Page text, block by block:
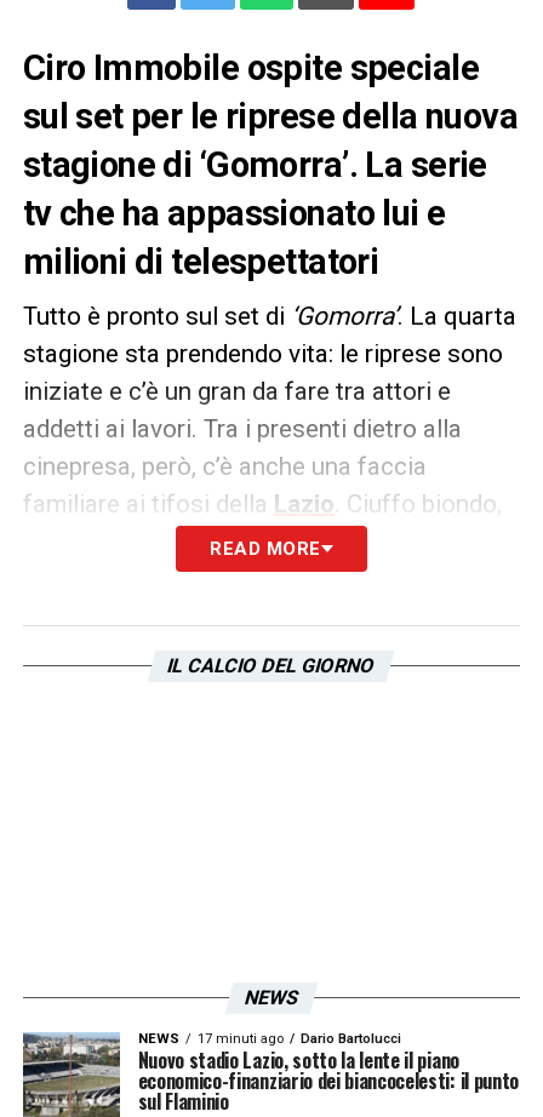
Ciro Immobile ospite speciale
sul set per le riprese della nuova
stagione di ‘Gomorra’. La serie
tv che ha appassionato lui e
milioni di telespettatori
Tutto è pronto sul set di ‘Gomorra’. La quarta
stagione sta prendendo vita: le riprese sono
iniziate e c’è un gran da fare tra attori e
addetti ai lavori. Tra i presenti dietro alla
cinepresa, però, c’è anche una faccia
familiare ai tifosi della Lazio . Ciuffo biondo,
occhi azzurri e sorriso sempre stampato: è
Ciro Immobile. Il centravanti è un grande
amico di Salvatore Esposito, uno dei
READ MORE
IL CALCIO DEL GIORNO
NEWS
NEWS 17 minuti ago Dario Bartolucci
Nuovo stadio Lazio, sotto la lente il piano
economico-finanziario dei biancocelesti: il punto
sul Flaminio